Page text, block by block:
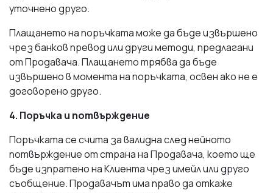
уточнено друго.
Плащането на поръчката може да бъде извършено
чрез банков превод или други методи, предлагани
от Продавача. Плащането трябва да бъде
извършено в момента на поръчката, освен ако не е
договорено друго.
4. Поръчка и потвърждение
Поръчката се счита за валидна след нейното
потвърждение от страна на Продавача, което ще
бъде изпратено на Клиента чрез имейл или друго
съобщение. Продавачът има право да откаже